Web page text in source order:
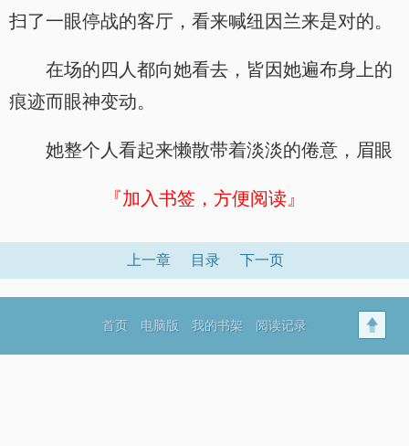
扫了一眼停战的客厅，看来喊纽因兰来是对的。
在场的四人都向她看去，皆因她遍布身上的
痕迹而眼神变动。
她整个人看起来懒散带着淡淡的倦意，眉眼
『加入书签，方便阅读』
上一章 目录 下一页
首页 电脑版 我的书架 阅读记录